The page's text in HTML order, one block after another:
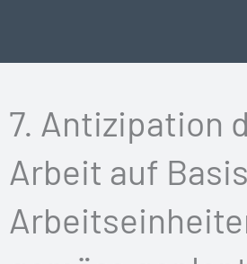
7. Antizipation
Arbeit auf